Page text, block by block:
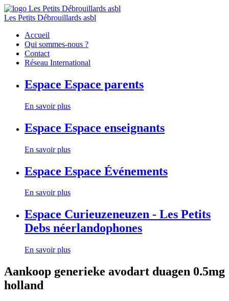
Les Petits Débrouillards asbl
Accueil
Qui sommes-nous ?
Contact
Réseau International
Espace Espace parents
En savoir plus
Espace Espace enseignants
En savoir plus
Espace Espace Événements
En savoir plus
Espace Curieuzeneuzen - Les Petits
Debs néerlandophones
En savoir plus
Aankoop generieke avodart duagen 0.5mg
holland